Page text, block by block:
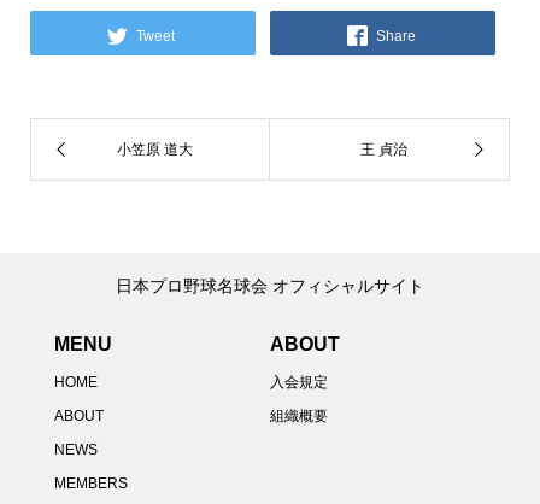
Tweet Share
日本プロ野球名球会 オフィシャルサイト
MENU
HOME
ABOUT
NEWS
MEMBERS
ABOUT
入会規定
組織概要